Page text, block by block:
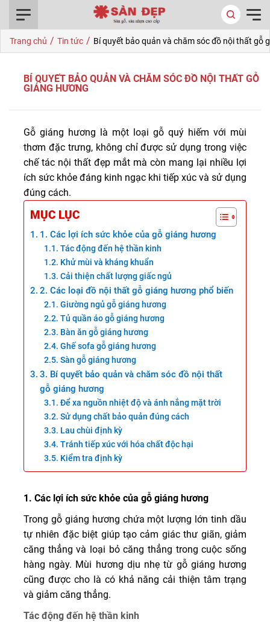
Trang chủ / Tin tức / Bí quyết bảo quản và chăm sóc đồ nội thất gỗ
BÍ QUYẾT BẢO QUẢN VÀ CHĂM SÓC ĐỒ NỘI THẤT GỖ
GIÁNG HƯƠNG
Gỗ giáng hương là một loại gỗ quý hiếm với mùi
thơm đặc trưng, không chỉ được sử dụng trong việc
chế tác nội thất đẹp mắt mà còn mang lại nhiều lợi
ích sức khỏe đáng kinh ngạc khi tiếp xúc và sử dụng
đúng cách.
MỤC LỤC
1. Các lợi ích sức khỏe của gỗ giáng hương
Tác động đến hệ thần kinh
Khử mùi và kháng khuẩn
Cải thiện chất lượng giấc ngủ
2. Các loại đồ nội thất gỗ giáng hương phổ biến
Giường ngủ gỗ giáng hương
Tủ quần áo gỗ giáng hương
Bàn ăn gỗ giáng hương
Ghế sofa gỗ giáng hương
Sàn gỗ giáng hương
3. Bí quyết bảo quản và chăm sóc đồ nội thất
gỗ giáng hương
Để xa nguồn nhiệt độ và ánh nắng mặt trời
Sử dụng chất bảo quản đúng cách
Lau chùi định kỳ
Tránh tiếp xúc với hóa chất độc hại
Kiểm tra định kỳ
1. Các lợi ích sức khỏe của gỗ giáng hương
Trong gỗ giáng hương chứa một lượng lớn tinh dầu
tự nhiên đặc biệt giúp tạo cảm giác thư giãn, giảm
căng thẳng và loại bỏ căng thẳng trong cuộc sống
hàng ngày. Mùi hương dịu nhẹ từ gỗ giáng hương
cũng được cho là có khả năng cải thiện tâm trạng
và giảm căng thẳng.
Tác động đến hệ thần kinh